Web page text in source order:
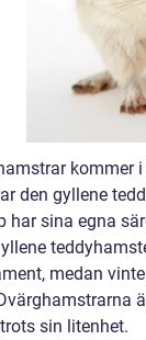
kommer
den gyllene
har sina egna
medan
sin litenhet.